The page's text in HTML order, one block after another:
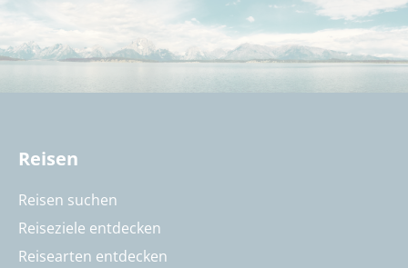
Reisen
Reisen suchen
Reiseziele entdecken
Reisearten entdecken